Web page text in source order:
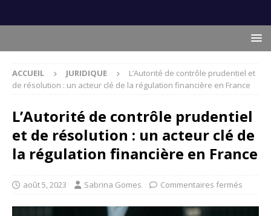
ACCUEIL JURIDIQUE
L’Autorité de contrôle prudentiel et
de résolution : un acteur clé de la régulation financière en France
L’Autorité de contrôle prudentiel
et de résolution : un acteur clé de
la régulation financière en France
août 5, 2023 Sabrina Gomes Commentaires fermés